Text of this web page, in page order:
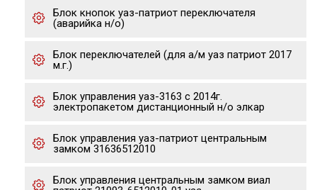
Блок кнопок уаз-патриот переключателя
(аварийка н/о)
Блок переключателей (для а/м уаз патриот 2017
м.г.)
Блок управления уаз-3163 с 2014г.
электропакетом дистанционный н/о элкар
Блок управления уаз-патриот центральным
замком 31636512010
Блок управления центральным замком виал